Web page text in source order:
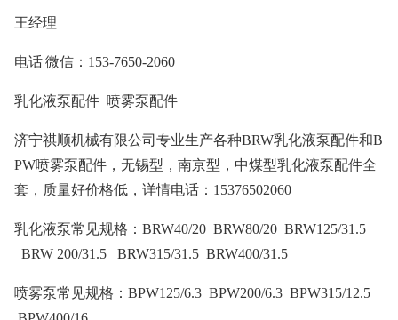
王经理
电话|微信：153-7650-2060
乳化液泵配件 喷雾泵配件
济宁祺顺机械有限公司专业生产各种BRW乳化液泵配件和B
PW喷雾泵配件，无锡型，南京型，中煤型乳化液泵配件全
套，质量好价格低，详情电话：15376502060
乳化液泵常见规格：BRW40/20 BRW80/20 BRW125/31.5
BRW 200/31.5 BRW315/31.5 BRW400/31.5
喷雾泵常见规格：BPW125/6.3 BPW200/6.3 BPW315/12.5